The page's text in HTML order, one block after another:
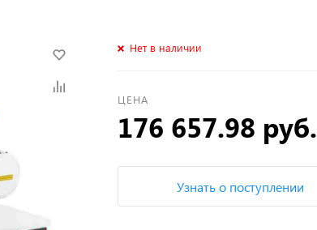
Нет в наличии
ЦЕНА
176 657.98 руб.
Узнать о поступлении